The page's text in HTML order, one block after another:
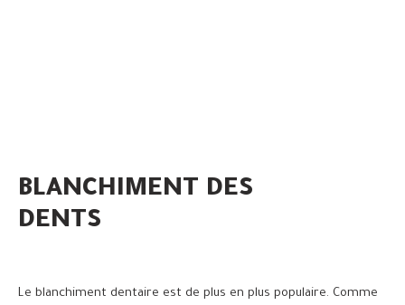
BLANCHIMENT DES
DENTS
Le blanchiment dentaire est de plus en plus populaire. Comme